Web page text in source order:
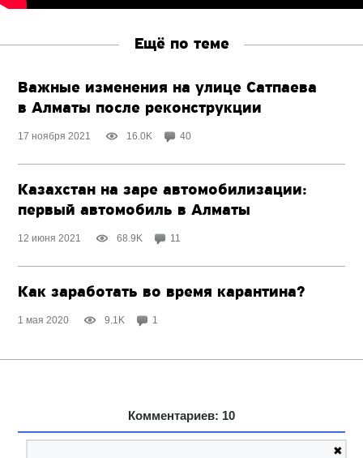
Ещё по теме
Важные изменения на улице Сатпаева
в Алматы после реконструкции
17 ноября 2021 16.0K 40
Казахстан на заре автомобилизации:
первый автомобиль в Алматы
12 июня 2021 68.9K 11
Как заработать во время карантина?
1 мая 2020 9.1K 1
Комментариев: 10
✖